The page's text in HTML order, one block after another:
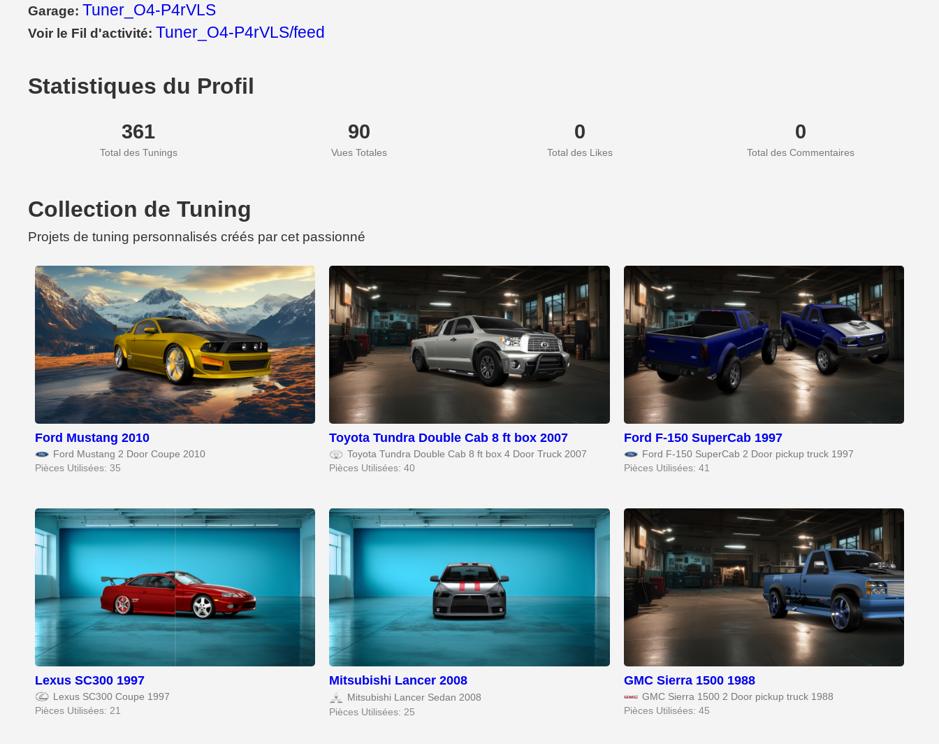
Garage: Tuner_O4-P4rVLS
Voir le Fil d'activité: Tuner_O4-P4rVLS/feed
Statistiques du Profil
361
Total des Tunings
90
Vues Totales
0
Total des Likes
0
Total des Commentaires
Collection de Tuning
Projets de tuning personnalisés créés par cet passionné
Ford Mustang 2010
Ford Mustang 2 Door Coupe 2010
Pièces Utilisées: 35
Toyota Tundra Double Cab 8 ft box 2007
Toyota Tundra Double Cab 8 ft box 4 Door Truck 2007
Pièces Utilisées: 40
Ford F-150 SuperCab 1997
Ford F-150 SuperCab 2 Door pickup truck 1997
Pièces Utilisées: 41
Lexus SC300 1997
Lexus SC300 Coupe 1997
Pièces Utilisées: 21
Mitsubishi Lancer 2008
Mitsubishi Lancer Sedan 2008
Pièces Utilisées: 25
GMC Sierra 1500 1988
GMC Sierra 1500 2 Door pickup truck 1988
Pièces Utilisées: 45